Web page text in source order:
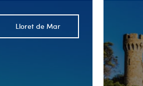
Lloret de Mar